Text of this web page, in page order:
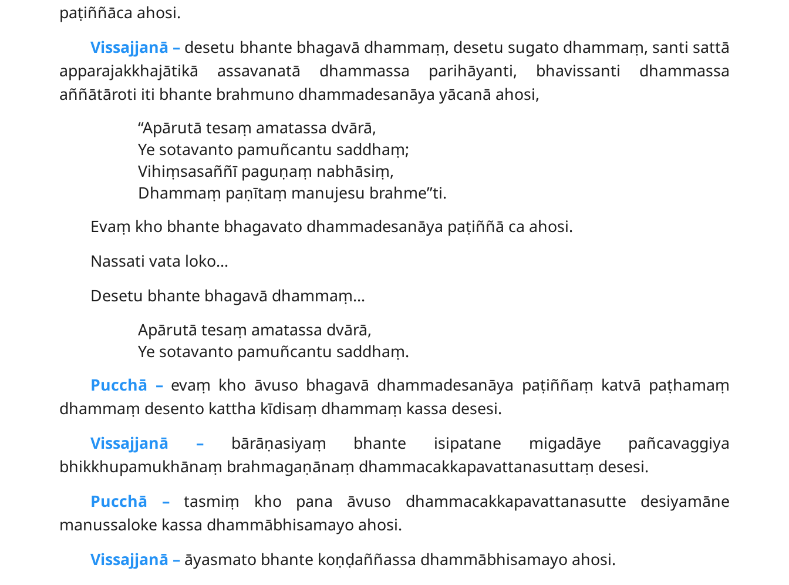
paṭiññāca ahosi.
Vissajjanā – desetu bhante bhagavā dhammaṃ, desetu sugato dhammaṃ, santi sattā
apparajakkhajātikā assavanatā dhammassa parihāyanti, bhavissanti dhammassa
aññātāroti iti bhante brahmuno dhammadesanāya yācanā ahosi,
‘‘Apārutā tesaṃ amatassa dvārā,
Ye sotavanto pamuñcantu saddhaṃ;
Vihiṃsasaññī paguṇaṃ nabhāsiṃ,
Dhammaṃ paṇītaṃ manujesu brahme’’ti.
Evaṃ kho bhante bhagavato dhammadesanāya paṭiññā ca ahosi.
Nassativata loko…
Desetu bhante bhagavā dhammaṃ…
Apārutā tesaṃ amatassa dvārā,
Ye sotavanto pamuñcantu saddhaṃ.
Pucchā –evaṃ kho āvuso bhagavā dhammadesanāya paṭiññaṃ katvā paṭhamaṃ
dhammaṃ desento kattha kīdisaṃ dhammaṃ kassa desesi.
Vissajjanā –bārāṇasiyaṃ bhante isipatane migadāye pañcavaggiya
bhikkhupamukhānaṃ brahmagaṇānaṃ dhammacakkapavattanasuttaṃ desesi.
Pucchā –tasmiṃ kho pana āvuso dhammacakkapavattanasutte desiyamāne
manussaloke kassa dhammābhisamayo ahosi.
Vissajjanā – āyasmato bhante koṇḍaññassa dhammābhisamayo ahosi.